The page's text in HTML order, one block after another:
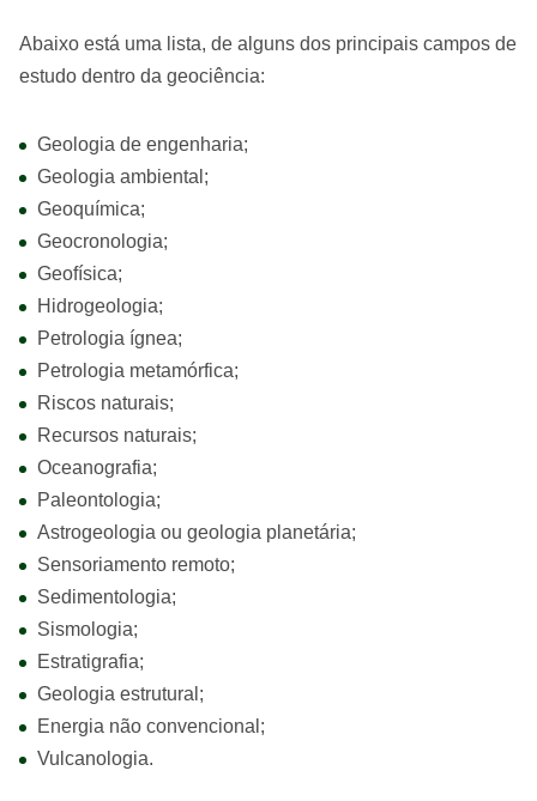
Abaixo está uma lista, de alguns dos principais campos de
estudo dentro da geociência:
Geologia de engenharia;
Geologia ambiental;
Geoquímica;
Geocronologia;
Geofísica;
Hidrogeologia;
Petrologia ígnea;
Petrologia metamórfica;
Riscos naturais;
Recursos naturais;
Oceanografia;
Paleontologia;
Astrogeologia ou geologia planetária;
Sensoriamento remoto;
Sedimentologia;
Sismologia;
Estratigrafia;
Geologia estrutural;
Energia não convencional;
Vulcanologia.